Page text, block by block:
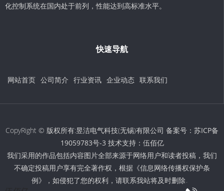
化控制系统在国内处于前列，性能达到高标准水平。
快速导航
网站首页 公司简介 行业资讯 企业动态 联系我们
CopyRight © 版权所有:昱洁电气科技(无锡)有限公司 备案号： 苏ICP备
19059783号-3 技术支持： 伍佰亿
我们采用的作品包括内容图片全部来源于网络用户和读者投稿，我们
不确定投稿用户享有完全著作权，根据《信息网络传播权保护条
例》，如侵犯了您的权利，请联系我站将及时删除。